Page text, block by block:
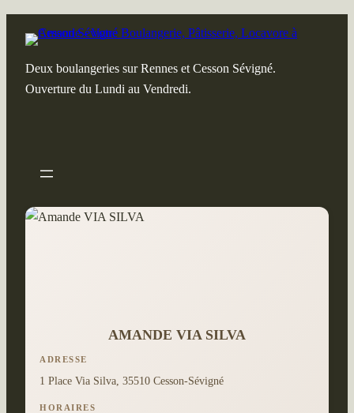
Deux boulangeries sur Rennes et Cesson Sévigné.
Ouverture du Lundi au Vendredi.
AMANDE VIA SILVA
ADRESSE
1 Place Via Silva, 35510 Cesson-Sévigné
HORAIRES